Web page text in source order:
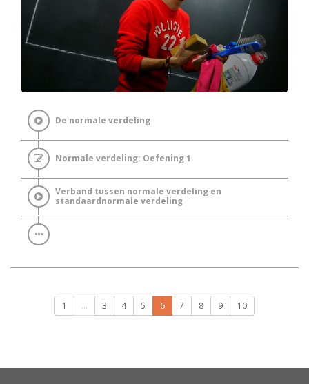
De normale verdeling
Normale verdeling: Oefening 1
Verband tussen normale verdeling en
standaardnormale verdeling
1 ... 3 4 5 6 7 8 9 10